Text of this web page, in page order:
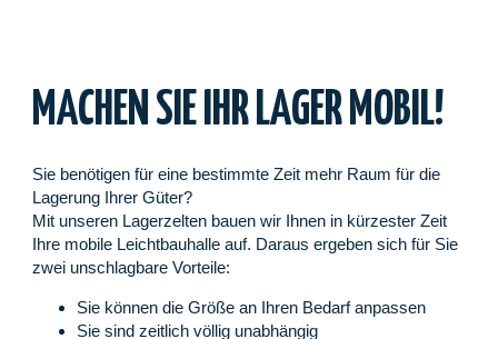
MACHEN SIE IHR LAGER MOBIL!
Sie benötigen für eine bestimmte Zeit mehr Raum für die
Lagerung Ihrer Güter?
Mit unseren Lagerzelten bauen wir Ihnen in kürzester Zeit
Ihre mobile Leichtbauhalle auf. Daraus ergeben sich für Sie
zwei unschlagbare Vorteile:
Sie können die Größe an Ihren Bedarf anpassen
Sie sind zeitlich völlig unabhängig